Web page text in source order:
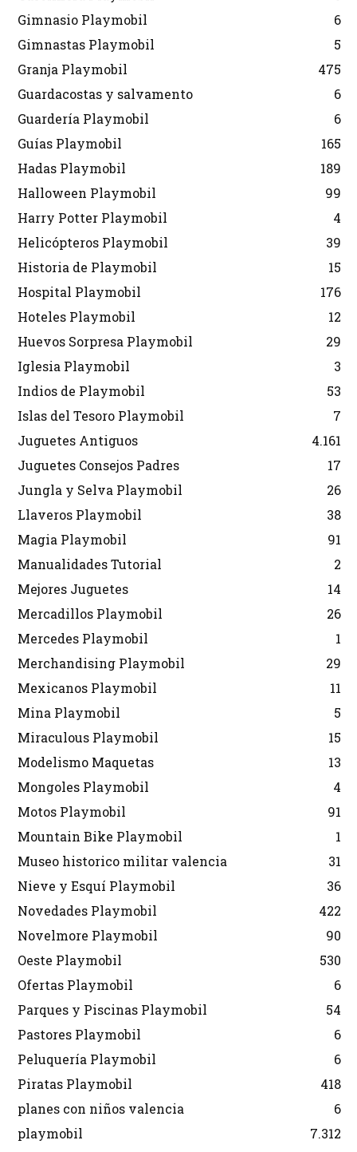
Gimnasio Playmobil
6
Gimnastas Playmobil
5
Granja Playmobil
475
Guardacostas y salvamento
6
Guardería Playmobil
6
Guías Playmobil
165
Hadas Playmobil
189
Halloween Playmobil
99
Harry Potter Playmobil
4
Helicópteros Playmobil
39
Historia de Playmobil
15
Hospital Playmobil
176
Hoteles Playmobil
12
Huevos Sorpresa Playmobil
29
Iglesia Playmobil
3
Indios de Playmobil
53
Islas del Tesoro Playmobil
7
Juguetes Antiguos
4.161
Juguetes Consejos Padres
17
Jungla y Selva Playmobil
26
Llaveros Playmobil
38
Magia Playmobil
91
Manualidades Tutorial
2
Mejores Juguetes
14
Mercadillos Playmobil
26
Mercedes Playmobil
1
Merchandising Playmobil
29
Mexicanos Playmobil
11
Mina Playmobil
5
Miraculous Playmobil
15
Modelismo Maquetas
13
Mongoles Playmobil
4
Motos Playmobil
91
Mountain Bike Playmobil
1
Museo historico militar valencia
31
Nieve y Esquí Playmobil
36
Novedades Playmobil
422
Novelmore Playmobil
90
Oeste Playmobil
530
Ofertas Playmobil
6
Parques y Piscinas Playmobil
54
Pastores Playmobil
6
Peluquería Playmobil
6
Piratas Playmobil
418
planes con niños valencia
6
playmobil
7.312